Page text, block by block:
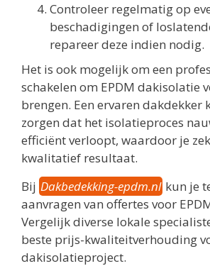
Controleer regelmatig op
beschadigingen of
repareer deze indien nodig.
Het is ook mogelijk om een
schakelen om EPDM dakisolatie
brengen. Een ervaren dakdekker
zorgen dat het isolatieproces
efficiënt verloopt, waardoor je
kwalitatief resultaat.
Bij Dakbedekking-epdm.nl kun je
aanvragen van offertes voor
Vergelijk diverse lokale
beste prijs-kwaliteitverhouding
dakisolatieproject.